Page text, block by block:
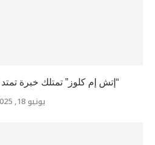
“إتش إم كلوز” تمتلك خبرة تمتد
يونيو 18, 2025